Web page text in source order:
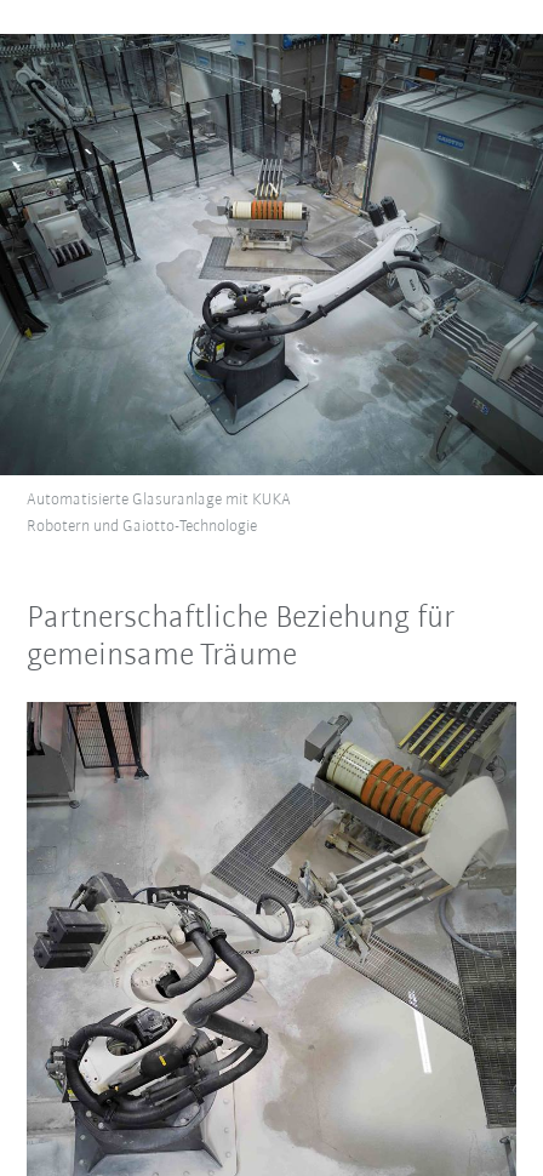
Automatisierte Glasuranlage mit KUKA
Robotern und Gaiotto-Technologie
Partnerschaftliche Beziehung für
gemeinsame Träume